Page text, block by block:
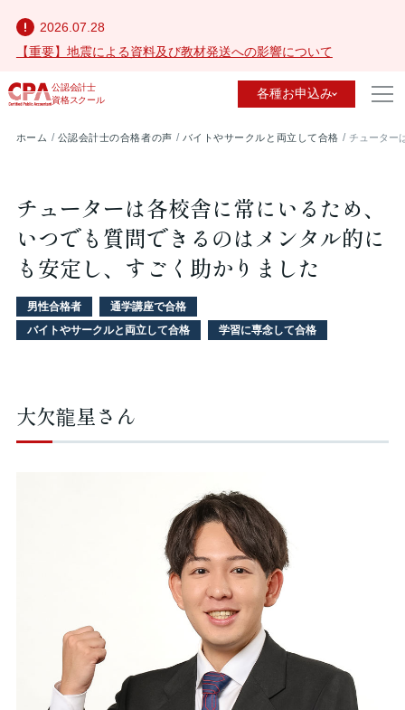
2026.07.28
【重要】地震による資料及び教材発送への影響について
公認会計士
資格スクール
各種お申込み
ホーム 公認会計士の合格者の声 バイトやサークルと両立して合格 チューター
チューターは各校舎に常にいるため、
いつでも質問できるのはメンタル的に
も安定し、すごく助かりました
男性合格者
通学講座で合格
バイトやサークルと両立して合格
学習に専念して合格
大欠龍星さん